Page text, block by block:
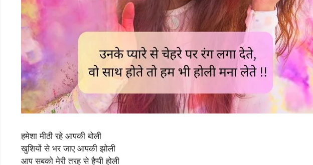
हमेशा मीठी रहे आपकी बोली
खुशियों से भर जाए आपकी झोली
आप सबको मेरी तरह से हैप्पी होली